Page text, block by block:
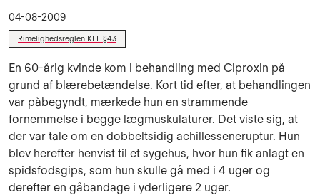
04-08-2009
Rimelighedsreglen KEL §43
En 60-årig kvinde kom i behandling med Ciproxin på
grund af blærebetændelse. Kort tid efter, at behandlingen
var påbegyndt, mærkede hun en strammende
fornemmelse i begge lægmuskulaturer. Det viste sig, at
der var tale om en dobbeltsidig achillesseneruptur. Hun
blev herefter henvist til et sygehus, hvor hun fik anlagt en
spidsfodsgips, som hun skulle gå med i 4 uger og
derefter en gåbandage i yderligere 2 uger.